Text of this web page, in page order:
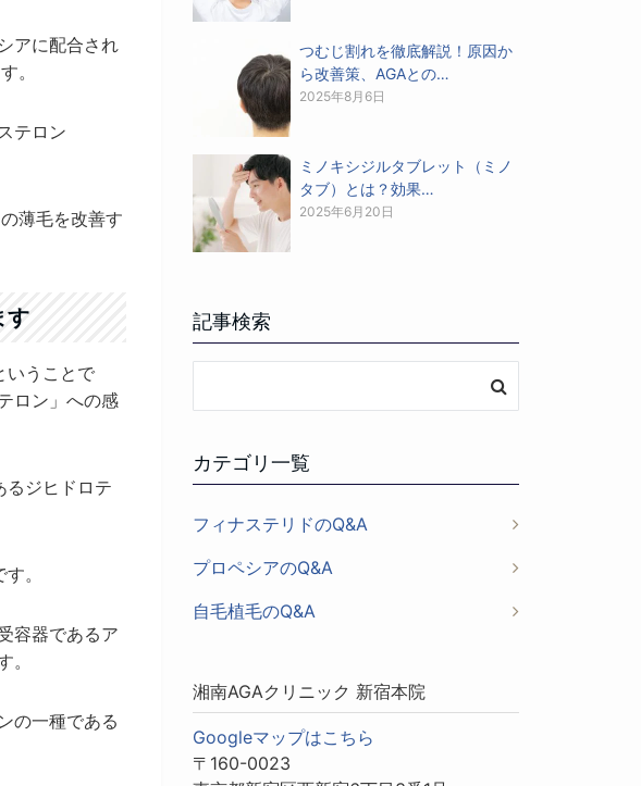
アに配合され
。
テロン
薄毛を改善す
す
いうことで
ロン」への感
るジヒドロテ
。
容器であるア
の一種である
つむじ割れを徹底解説！原因か
ら改善策、AGAとの…
2025年8月6日
ミノキシジルタブレット（ミノ
タブ）とは？効果…
2025年6月20日
記事検索
カテゴリ一覧
フィナステリドのQ&A
プロペシアのQ&A
自毛植毛のQ&A
湘南AGAクリニック 新宿本院
Googleマップはこちら
〒160-0023